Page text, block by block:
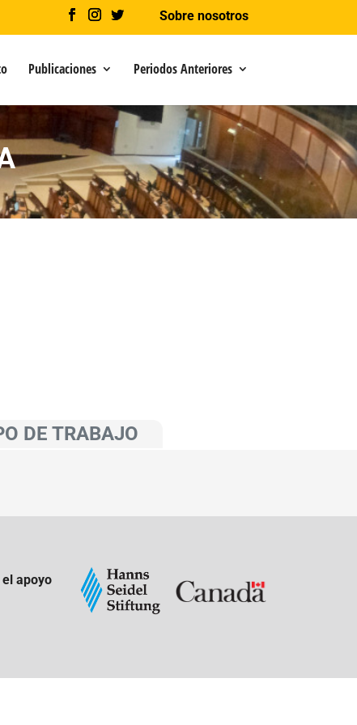
Sobre nosotros
Publicaciones Periodos Anteriores
DE TRABAJO
el apoyo